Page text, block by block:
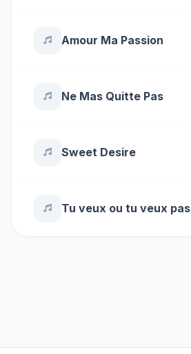
Amour Ma Passion
Ne Mas Quitte Pas
Sweet Desire
Tu veux ou tu veux pas